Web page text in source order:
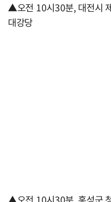
▲오전 10시30분, 대전시
대강당